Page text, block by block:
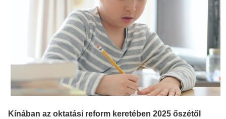
Kínában az oktatási reform keretében 2025 őszétől